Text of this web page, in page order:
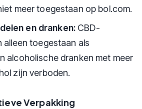
meer toegestaan op bol.com.
en dranken: CBD-
alleen toegestaan als
alcoholische dranken met meer
zijn verboden.
Verpakking